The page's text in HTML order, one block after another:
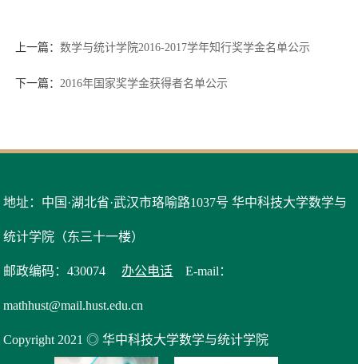
上一篇：数学与统计学院2016-2017学年知行奖学金名单公示
下一篇：2016年国家奖学金获得者名单公示
地址：中国·湖北省·武汉市珞喻路1037号 华中科技大学数学与
统计学院（东三十一楼）
邮政编码：430074 办公电话 E-mail：
mathhust@mail.hust.edu.cn
Copyright 2021 ◎ 华中科技大学数学与统计学院